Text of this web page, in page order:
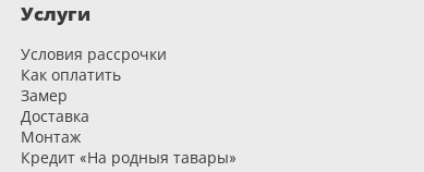
Услуги
Условия рассрочки
Как оплатить
Замер
Доставка
Монтаж
Кредит «На родныя тавары»